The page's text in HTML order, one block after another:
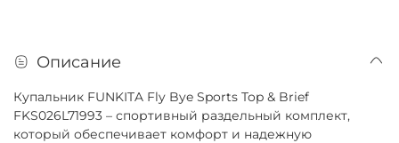
Описание
Купальник FUNKITA Fly Bye Sports Top & Brief
FKS026L71993 – спортивный раздельный комплект,
который обеспечивает комфорт и надежную